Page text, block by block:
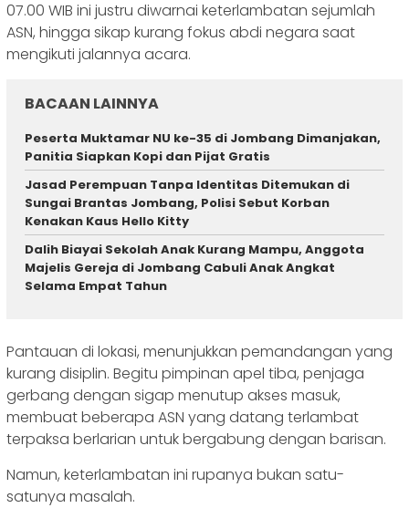
07.00 WIB ini justru diwarnai keterlambatan sejumlah
ASN, hingga sikap kurang fokus abdi negara saat
mengikuti jalannya acara.
BACAAN LAINNYA
Peserta Muktamar NU ke-35 di Jombang Dimanjakan,
Panitia Siapkan Kopi dan Pijat Gratis
Jasad Perempuan Tanpa Identitas Ditemukan di
Sungai Brantas Jombang, Polisi Sebut Korban
Kenakan Kaus Hello Kitty
Dalih Biayai Sekolah Anak Kurang Mampu, Anggota
Majelis Gereja di Jombang Cabuli Anak Angkat
Selama Empat Tahun
Pantauan di lokasi, menunjukkan pemandangan yang
kurang disiplin. Begitu pimpinan apel tiba, penjaga
gerbang dengan sigap menutup akses masuk,
membuat beberapa ASN yang datang terlambat
terpaksa berlarian untuk bergabung dengan barisan.
Namun, keterlambatan ini rupanya bukan satu-
satunya masalah.